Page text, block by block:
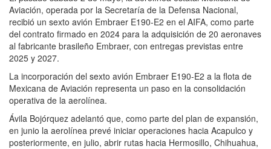
Aviación, operada por la Secretaría de la Defensa Nacional,
recibió un sexto avión Embraer E190-E2 en el AIFA, como parte
del contrato firmado en 2024 para la adquisición de 20 aeronaves
al fabricante brasileño Embraer, con entregas previstas entre
2025 y 2027.
La incorporación del sexto avión Embraer E190-E2 a la flota de
Mexicana de Aviación representa un paso en la consolidación
operativa de la aerolínea.
Ávila Bojórquez adelantó que, como parte del plan de expansión,
en junio la aerolínea prevé iniciar operaciones hacia Acapulco y
posteriormente, en julio, abrir rutas hacia Hermosillo, Chihuahua,